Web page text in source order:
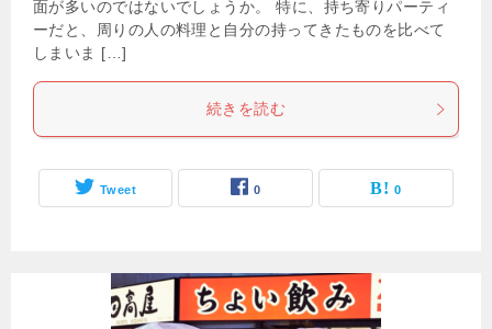
面が多いのではないでしょうか。 特に、持ち寄りパーティ
ーだと、周りの人の料理と自分の持ってきたものを比べて
しまいま […]
続きを読む
Tweet 0 0